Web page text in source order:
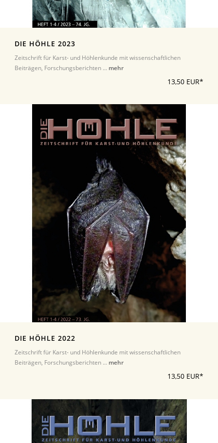
DIE HÖHLE 2023
Zeitschrift für Karst- und Höhlenkunde mit wissenschaftlichen
Beiträgen, Forschungsberichten ... mehr
13,50 EUR*
DIE HÖHLE 2022
Zeitschrift für Karst- und Höhlenkunde mit wissenschaftlichen
Beiträgen, Forschungsberichten ... mehr
13,50 EUR*